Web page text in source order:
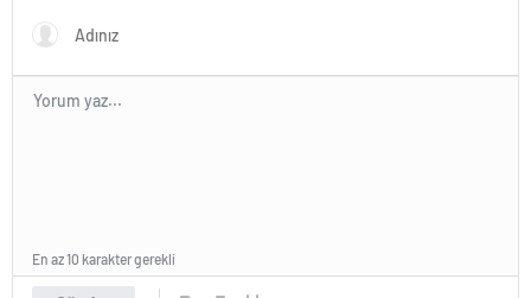
En az 10 karakter gerekli